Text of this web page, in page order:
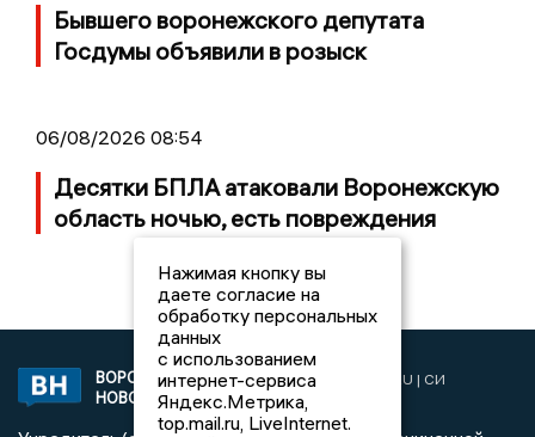
Бывшего воронежского депутата
Госдумы объявили в розыск
06/08/2026 08:54
Десятки БПЛА атаковали Воронежскую
область ночью, есть повреждения
ВОРОНЕЖСКИЕ
НОВОСТИ
2019 © VORONEZHNEWS.RU | СИ
«Воронежские новости»
Нажимая кнопку вы
даете согласие на
обработку персональных
данных
с использованием
интернет-сервиса
Яндекс.Метрика,
top.mail.ru, LiveInternet.